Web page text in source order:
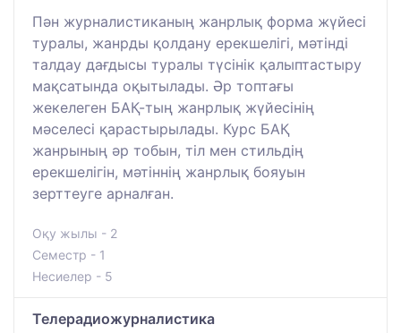
Пән журналистиканың жанрлық форма жүйесі
туралы, жанрды қолдану ерекшелігі, мәтінді
талдау дағдысы туралы түсінік қалыптастыру
мақсатында оқытылады. Әр топтағы
жекелеген БАҚ-тың жанрлық жүйесінің
мәселесі қарастырылады. Курс БАҚ
жанрының әр тобын, тіл мен стильдің
ерекшелігін, мәтіннің жанрлық бояуын
зерттеуге арналған.
Оқу жылы - 2
Семестр - 1
Несиелер - 5
Телерадиожурналистика